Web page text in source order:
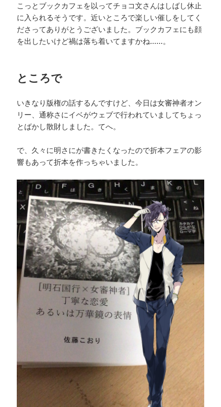
こっとブックカフェを以ってチョコ文さんはしばし休止
に入られるそうです。近いところで楽しい催しをしてく
ださってありがとうございました。ブックカフェにも顔
を出したいけど禍は落ち着いてますかね……。
ところで
いきなり版権の話するんですけど、今日は女審神者オン
リー、通称さにイベがウェブで行われていましてちょっ
とばかし散財しました。てへ。
で、久々に明さにが書きたくなったので折本フェアの影
響もあって折本を作っちゃいました。